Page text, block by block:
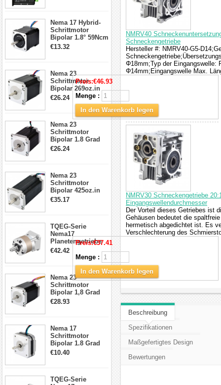
Schrittmotor
Nema 17 Hybrid-
Schrittmotor
Bipolar 1.8° 59Ncm
2A 4 Drähte mit 1m
€13.32
Nema 23
Schrittmotor
Bipolar 269oz.in
2,8A 57x57x76mm
Schrittmotor
23HS30-2804S
€26.24
Nema 23
Schrittmotor
Bipolar 1.8 Grad
1.9Nm 3A 3.36V 4
€26.24
Nema 23
Schrittmotor
Bipolar 425oz.in
4.2A 57x57x114mm
€35.17
TQEG-Serie
Nema17
Planetengetriebe
5:1 Spiel 15Arc-
min für Nema 17
Getriebe
Schrittmotor
€42.42
Nema 23
Schrittmotor
Bipolar 1,8 Grad
2,83Nm 4 A 2,26V
€28.93
Nema 17
Schrittmotor
Bipolar 1.8 Grad
8.7Ncm 1A 3.5V 4
€10.40
TQEG-Serie
NMRV40
Schneckengetriebe
Hersteller #: NMRV40-G5-
Φ18mm;Typ der Eingangswelle:
Φ14mm;Eingangswelle Max.
Preis:€46.93
Menge :
In den Warenkorb legen
NMRV30 Schneckengetriebe
Eingangswellendurchmesser
Der Vorteil dieses Getriebes ist
Gehäusen bedeutet die
hermetisch abgedichtet ist. Es
Verschlechterung des
Preis:€37.41
Menge :
In den Warenkorb legen
Beschreibung
Spezifikationen
Maßgefertigtes Design
Bewertungen